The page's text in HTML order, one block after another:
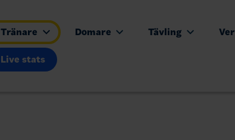
Tränare Domare Tävling
Live stats